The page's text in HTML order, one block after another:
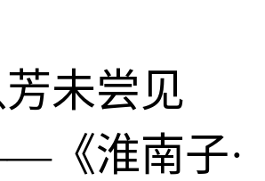
未尝见
《淮南子·